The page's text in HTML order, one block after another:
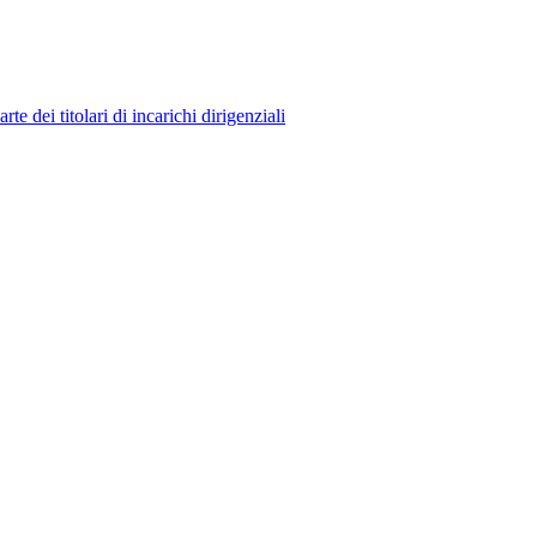
dei titolari di incarichi dirigenziali